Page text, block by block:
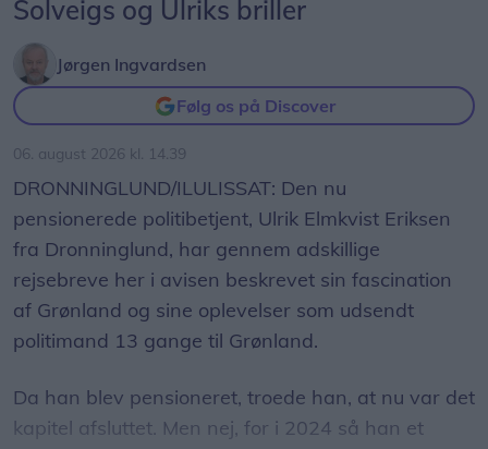
Solveigs og Ulriks briller
Jørgen Ingvardsen
Følg os på Discover
06. august 2026 kl. 14.39
DRONNINGLUND/ILULISSAT: Den nu
pensionerede politibetjent, Ulrik Elmkvist Eriksen
fra Dronninglund, har gennem adskillige
rejsebreve her i avisen beskrevet sin fascination
af Grønland og sine oplevelser som udsendt
politimand 13 gange til Grønland.
Da han blev pensioneret, troede han, at nu var det
kapitel afsluttet. Men nej, for i 2024 så han et